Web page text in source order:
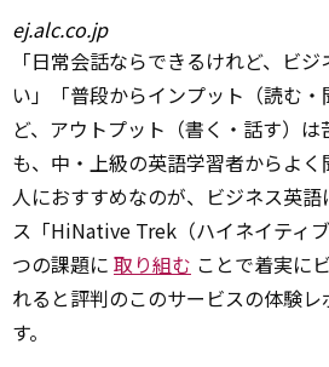
ej.alc.co.jp
「日常会話ならできるけれど、ビ
い」「普段からインプット（読む
ど、アウトプット（書く・話す）
も、中・上級の英語学習者からよ
人におすすめなのが、ビジネス英
ス「HiNative Trek（ハイネイティ
つの課題に 取り組む ことで着実に
れると評判のこのサービスの体験
す。